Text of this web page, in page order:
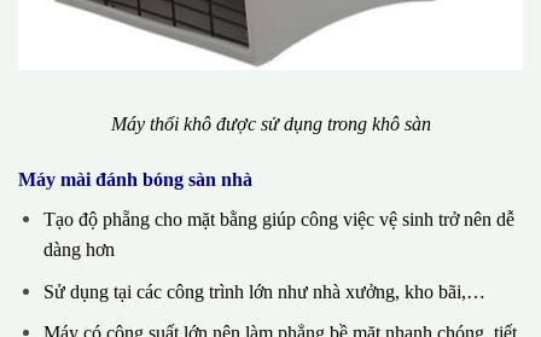
Máy thổi khô được sử dụng trong khô sàn
Máy mài đánh bóng sàn nhà
Tạo độ phẵng cho mặt bằng giúp công việc vệ sinh trở nên dễ
dàng hơn
Sử dụng tại các công trình lớn như nhà xưởng, kho bãi,…